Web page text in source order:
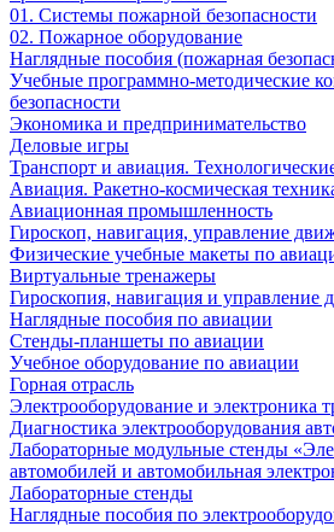
01. Системы пожарной безопасности
02. Пожарное оборудование
Наглядные пособия (пожарная
Учебные программно-методические
безопасности
Экономика и предпринимательство
Деловые игры
Транспорт и авиация.
Авиация. Ракетно-космическая
Авиационная промышленность
Гироскоп, навигация, управление
Физические учебные макеты по
Виртуальные тренажеры
Гироскопия, навигация и
Наглядные пособия по авиации
Стенды-планшеты по авиации
Учебное оборудование по авиации
Горная отрасль
Электрооборудование и электроника
Диагностика электрооборудования
Лабораторные модульные стенды
автомобилей и автомобильная
Лабораторные стенды
Наглядные пособия по